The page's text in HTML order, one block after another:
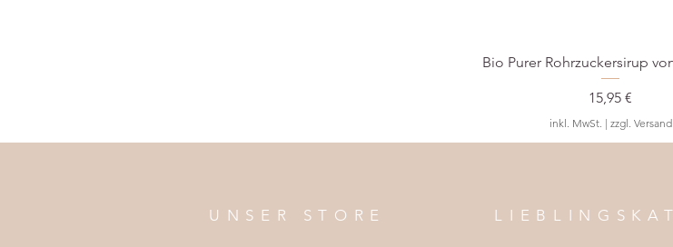
Bio Purer Rohrzuckersirup
Preis
15,95 €
inkl. MwSt. | zzgl. Versand
UNSER STORE